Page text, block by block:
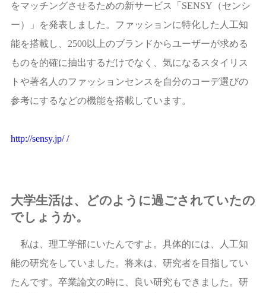
をマッチングさせるための新サービス「SENSY（センシ
ー）」を発表しました。ファッションに特化した人工知
能を搭載し、2500以上のブランドからユーザーが求める
ものを的確に抽出するだけでなく、気になるスタイリス
トや著名人のファッションセンスを自分のコーデ選びの
参考にするなどの機能を搭載しています。
http://sensy.jp/ /
大学生活は、どのように過ごされていたの
でしょうか。
私は、理工学部にいたんですよ。具体的には、人工知
能の研究をしていました。将来は、研究者を目指してい
たんです。卒業論文の時に、良い研究もできました。研